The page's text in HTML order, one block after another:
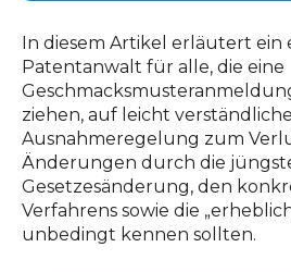
In diesem Artikel erläutert ein
Patentanwalt für alle, die eine
ziehen, auf leicht
Ausnahmeregelung zum
Änderungen durch die
Gesetzesänderung, den
Verfahrens sowie die
unbedingt kennen sollten.